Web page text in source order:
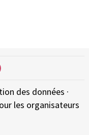
des données ·
les organisateurs